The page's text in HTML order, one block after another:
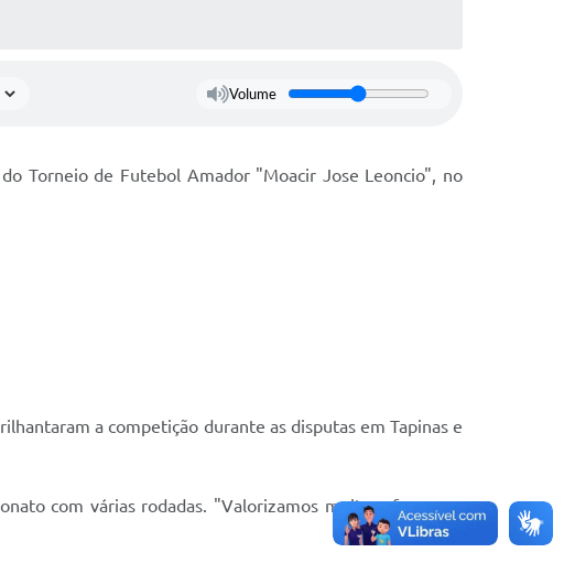
Volume
Torneio de Futebol Amador "Moacir Jose Leoncio", no
a competição durante as disputas em Tapinas e
com várias rodadas. "Valorizamos muito a força e a